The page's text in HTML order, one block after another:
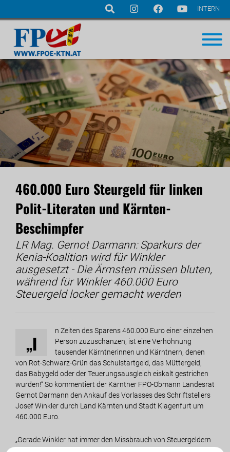
Navigation
überspringen
INTERN
460.000 Euro Steurgeld für linken
Polit-Literaten und Kärnten-
Beschimpfer
LR Mag. Gernot Darmann: Sparkurs der
Kenia-Koalition wird für Winkler
ausgesetzt - Die Ärmsten müssen bluten,
während für Winkler 460.000 Euro
Steuergeld locker gemacht werden
„I
n Zeiten des Sparens 460.000 Euro einer einzelnen
Person zuzuschanzen, ist eine Verhöhnung
tausender Kärntnerinnen und Kärntnern, denen
von Rot-Schwarz-Grün das Schulstartgeld, das Müttergeld,
das Babygeld oder der Teuerungsausgleich eiskalt gestrichen
wurden!“ So kommentiert der Kärntner FPÖ-Obmann Landesrat
Gernot Darmann den Ankauf des Vorlasses des Schriftstellers
Josef Winkler durch Land Kärnten und Stadt Klagenfurt um
460.000 Euro.
„Gerade Winkler hat immer den Missbrauch von Steuergeldern